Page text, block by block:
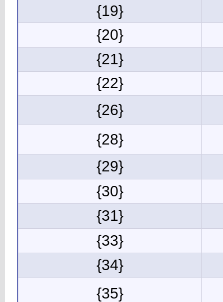
{19}
{20}
{21}
{22}
{26}
{28}
{29}
{30}
{31}
{33}
{34}
{35}